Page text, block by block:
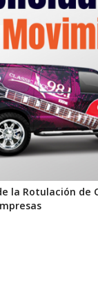
la Rotulación de